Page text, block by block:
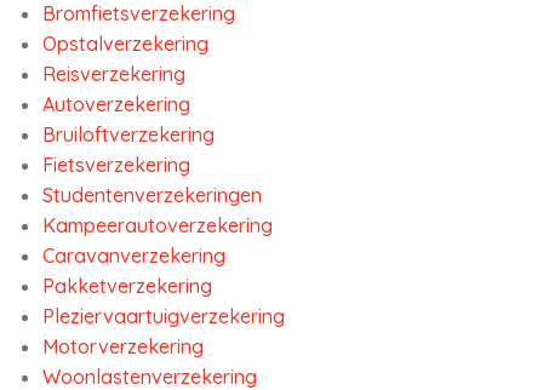
Bromfietsverzekering
Opstalverzekering
Reisverzekering
Autoverzekering
Bruiloftverzekering
Fietsverzekering
Studentenverzekeringen
Kampeerautoverzekering
Caravanverzekering
Pakketverzekering
Pleziervaartuigverzekering
Motorverzekering
Woonlastenverzekering